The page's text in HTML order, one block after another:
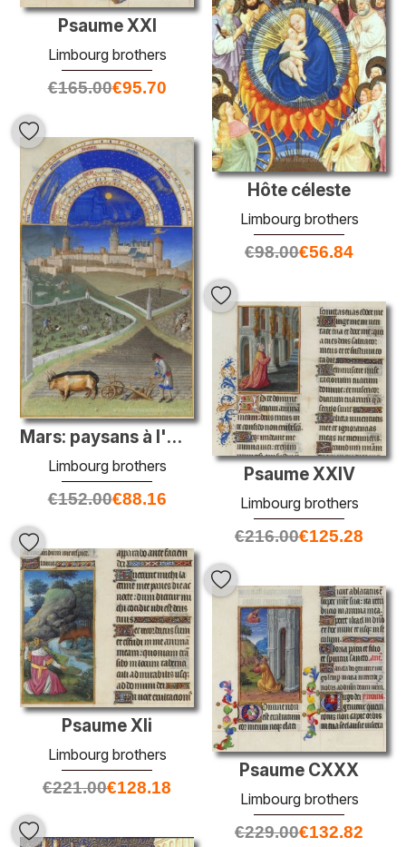
Psaume XXI
Limbourg brothers
€165.00€95.70
Hôte céleste
Limbourg brothers
€98.00€56.84
Mars: paysans à l'œuvre sur un domaine féodal
Limbourg brothers
€152.00€88.16
Psaume XXIV
Limbourg brothers
€216.00€125.28
Psaume Xli
Limbourg brothers
€221.00€128.18
Psaume CXXX
Limbourg brothers
€229.00€132.82